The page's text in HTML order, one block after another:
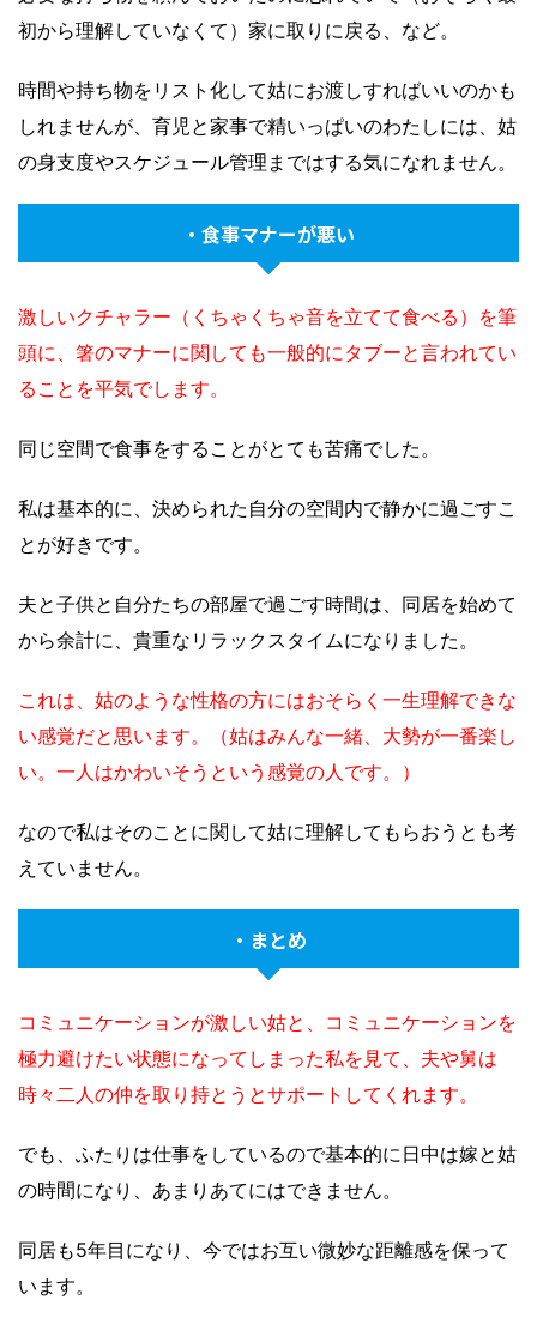
初から理解していなくて）家に取りに戻る、など。
時間や持ち物をリスト化して姑にお渡しすればいいのかも
しれませんが、育児と家事で精いっぱいのわたしには、姑
の身支度やスケジュール管理まではする気になれません。
・食事マナーが悪い
激しいクチャラー（くちゃくちゃ音を立てて食べる）を筆
頭に、箸のマナーに関しても一般的にタブーと言われてい
ることを平気でします。
同じ空間で食事をすることがとても苦痛でした。
私は基本的に、決められた自分の空間内で静かに過ごすこ
とが好きです。
夫と子供と自分たちの部屋で過ごす時間は、同居を始めて
から余計に、貴重なリラックスタイムになりました。
これは、姑のような性格の方にはおそらく一生理解できな
い感覚だと思います。（姑はみんな一緒、大勢が一番楽し
い。一人はかわいそうという感覚の人です。）
なので私はそのことに関して姑に理解してもらおうとも考
えていません。
・まとめ
コミュニケーションが激しい姑と、コミュニケーションを
極力避けたい状態になってしまった私を見て、夫や舅は
時々二人の仲を取り持とうとサポートしてくれます。
でも、ふたりは仕事をしているので基本的に日中は嫁と姑
の時間になり、あまりあてにはできません。
同居も5年目になり、今ではお互い微妙な距離感を保って
います。